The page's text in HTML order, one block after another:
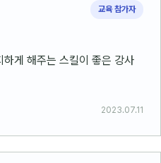
교육 참가자
게 해주는 스킬이 좋은 강사
2023.07.11